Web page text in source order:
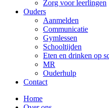
Zorg voor leerlingen
Ouders
Aanmelden
Communicatie
Gymlessen
Schooltijden
Eten en drinken op
MR
Ouderhulp
Contact
Home